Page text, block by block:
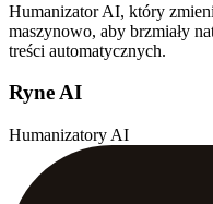
Humanizator AI, który
maszynowo, aby brzmiały
treści automatycznych.
Ryne AI
Humanizatory AI